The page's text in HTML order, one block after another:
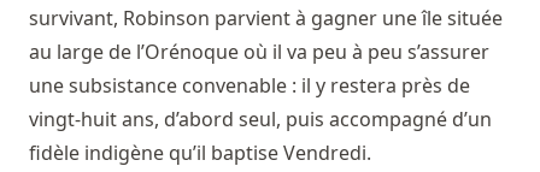
survivant, Robinson parvient à gagner une île située
au large de l’Orénoque où il va peu à peu s’assurer
une subsistance convenable : il y restera près de
vingt-huit ans, d’abord seul, puis accompagné d’un
fidèle indigène qu’il baptise Vendredi.